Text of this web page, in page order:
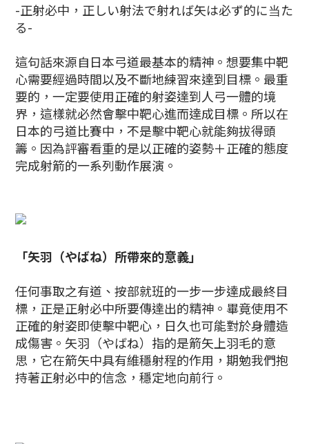
-正射必中，正しい射法で射れば矢は必ず的に当た
る-
這句話來源自日本弓道最基本的精神。想要集中靶
心需要經過時間以及不斷地練習來達到目標。最重
要的，一定要使用正確的射姿達到人弓一體的境
界，這樣就必然會擊中靶心進而達成目標。所以在
日本的弓道比賽中，不是擊中靶心就能夠拔得頭
籌。因為評審看重的是以正確的姿勢＋正確的態度
完成射箭的一系列動作展演。
「矢羽（やばね）所帶來的意義」
任何事取之有道、按部就班的一步一步達成最終目
標，正是正射必中所要傳達出的精神。畢竟使用不
正確的射姿即使擊中靶心，日久也可能對於身體造
成傷害。矢羽（やばね）指的是箭矢上羽毛的意
思，它在箭矢中具有維穩射程的作用，期勉我們抱
持著正射必中的信念，穩定地向前行。